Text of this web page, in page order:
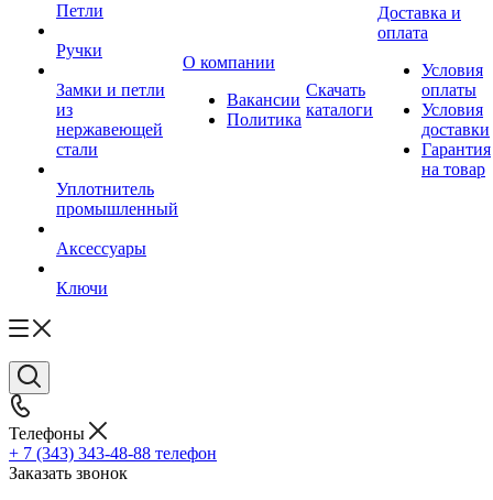
Петли
Ручки
Замки и петли
из
нержавеющей
стали
Уплотнитель
промышленный
Аксессуары
Ключи
О компании
Вакансии
Политика
Скачать
каталоги
Доставка и
оплата
Условия
оплаты
Условия
доставки
Гарантия
на товар
Телефоны
+ 7 (343) 343-48-88 телефон
Заказать звонок